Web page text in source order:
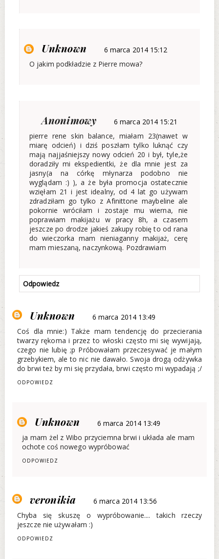
Unknown
6 marca 2014 15:12
O jakim podkładzie z Pierre mowa?
Anonimowy
6 marca 2014 15:21
pierre rene skin balance, miałam 23(nawet w
miarę odcień) i dziś poszłam tylko luknąć czy
mają najjaśniejszy nowy odcień 20 i był, tyle,że
doradziły mi ekspedientki, że dla mnie jest za
jasny(a na córkę młynarza podobno nie
wyglądam :) ), a że była promocja ostatecznie
wzięłam 21 i jest idealny, od 4 lat go używam
zdradziłam go tylko z Afinittone maybeline ale
pokornie wróciłam i zostaje mu wierna, nie
poprawiam makijażu w pracy 8h, a czasem
jeszcze po drodze jakieś zakupy robię to od rana
do wieczorka mam nieniaganny makijaż, cerę
mam mieszaną, naczynkową. Pozdrawiam
Odpowiedz
Unknown
6 marca 2014 13:49
Coś dla mnie:) Także mam tendencję do przecierania
twarzy rękoma i przez to włoski często mi się wywijają,
czego nie lubię ;p Próbowałam przeczesywać je małym
grzebykiem, ale to nic nie dawało. Swoja drogą odżywka
do brwi też by mi się przydała, brwi często mi wypadają ;/
ODPOWIEDZ
Unknown
6 marca 2014 13:49
ja mam żel z Wibo przyciemna brwi i układa ale mam
ochote coś nowego wypróbować
ODPOWIEDZ
veronikia
6 marca 2014 13:56
Chyba się skuszę o wypróbowanie.... takich rzeczy
jeszcze nie używałam :)
ODPOWIEDZ